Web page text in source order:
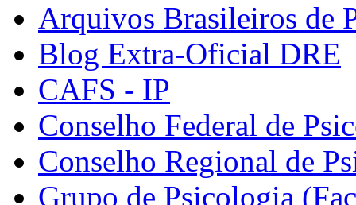
Arquivos Brasileiros de
Blog Extra-Oficial DRE
CAFS - IP
Conselho Federal de
Conselho Regional de
Grupo de Psicologia